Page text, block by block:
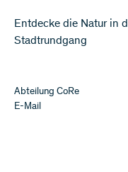
Entdecke die Natur in
Stadtrundgang
Abteilung CoRe
E-Mail